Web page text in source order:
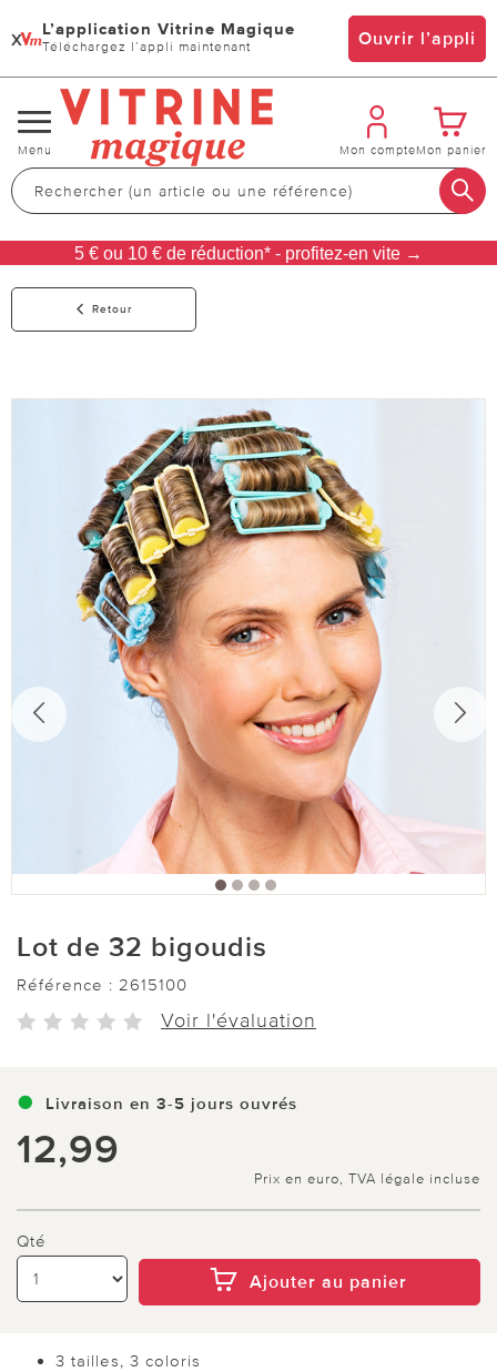
x L’application Vitrine Magique
Téléchargez l’appli maintenant Ouvrir l’appli
Changer
de
navigation
Menu Mon compteMon panier
5 € ou 10 € de réduction* - profitez-en vite →
Retour
Lot de 32 bigoudis
Référence : 2615100
Voir l'évaluation
Livraison en 3-5 jours ouvrés
12,99
Prix en euro, TVA légale incluse
Qté
Ajouter au panier
3 tailles, 3 coloris